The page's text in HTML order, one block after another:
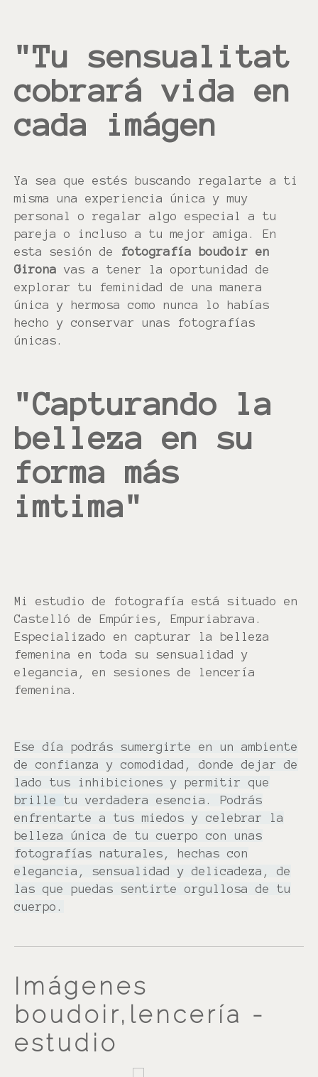
"Tu sensualitat
cobrará vida en
cada imágen
Ya sea que estés buscando regalarte a ti
misma una experiencia única y muy
personal o regalar algo especial a tu
pareja o incluso a tu mejor amiga. En
esta sesión de
fotografía
boudoir en
Girona vas a tener la oportunidad de
explorar tu feminidad de una manera
única y hermosa como nunca lo habías
hecho y conservar unas fotografías
únicas.
"Capturando la
belleza en su
forma más
imtima"
Mi estudio de fotografía está situado en
Castelló de Empúries, Empuriabrava.
Especializado en capturar la belleza
femenina en toda su sensualidad y
elegancia, en sesiones de lencería
femenina.
Ese día podrás sumergirte en un ambiente
de confianza y comodidad, donde dejar de
lado tus inhibiciones y permitir que
brille tu verdadera esencia. Podrás
enfrentarte a tus miedos y celebrar la
belleza única de tu cuerpo con unas
fotografías naturales, hechas con
elegancia, sensualidad y delicadeza, de
las que puedas sentirte orgullosa de tu
cuerpo.
Imágenes
boudoir,lencería -
estudio